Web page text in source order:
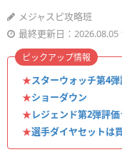
メジャスピ攻略班
最終更新日：2026.08.05
★スターウォッチ第4
★ショーダウン
★レジェンド第2弾評
★選手ダイヤセットは
ピックアップ情報